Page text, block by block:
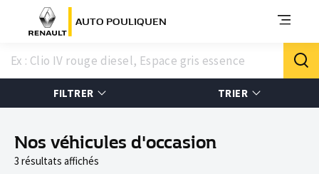
AUTO POULIQUEN
FILTRER TRIER
Nos véhicules d'occasion
3 résultats affichés